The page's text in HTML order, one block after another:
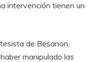
intervención tienen un
de Besanon,
manipulado las